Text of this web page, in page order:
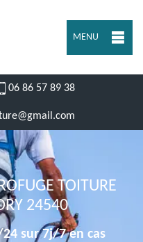
MENU
06 86 57 89 38
TOITURE
24540
sur 7j/7 en cas